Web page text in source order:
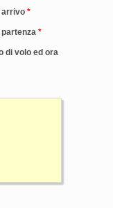
arrivo
partenza
di volo ed ora